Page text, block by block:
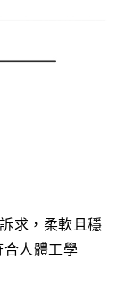
求，柔軟且穩
人體工學